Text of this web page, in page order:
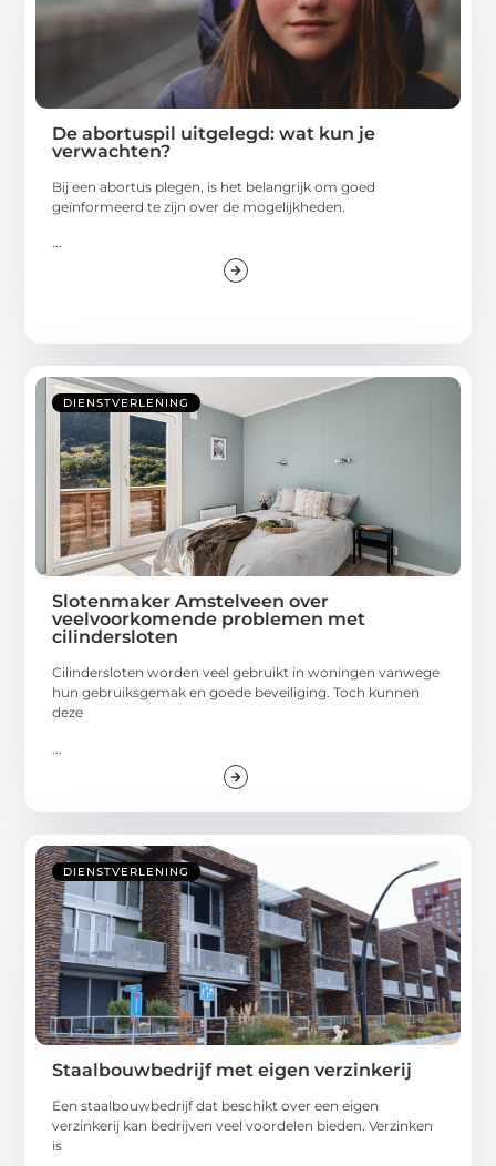
De abortuspil uitgelegd: wat kun je
verwachten?
Bij een abortus plegen, is het belangrijk om goed
geïnformeerd te zijn over de mogelijkheden.
...
DIENSTVERLENING
Slotenmaker Amstelveen over
veelvoorkomende problemen met
cilindersloten
Cilindersloten worden veel gebruikt in woningen vanwege
hun gebruiksgemak en goede beveiliging. Toch kunnen
deze
DIENSTVERLENING
Staalbouwbedrijf met eigen verzinkerij
Een staalbouwbedrijf dat beschikt over een eigen
verzinkerij kan bedrijven veel voordelen bieden. Verzinken
is